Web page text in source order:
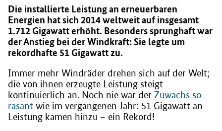
Die installierte Leistung an erneuerbaren
Energien hat sich 2014 weltweit auf insgesamt
1.712 Gigawatt erhöht. Besonders sprunghaft war
der Anstieg bei der Windkraft: Sie legte um
rekordhafte 51 Gigawatt zu.
Immer mehr Windräder drehen sich auf der Welt;
die von ihnen erzeugte Leistung steigt
kontinuierlich an. Noch nie war der Zuwachs so
rasant wie im vergangenen Jahr: 51 Gigawatt an
Leistung kamen hinzu – ein Rekord!